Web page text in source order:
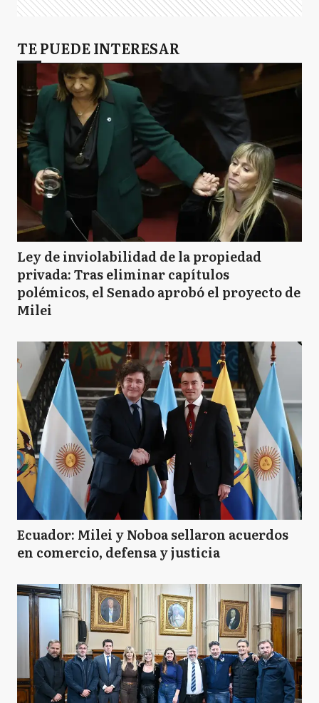
TE PUEDE INTERESAR
Ley de inviolabilidad de la propiedad
privada: Tras eliminar capítulos
polémicos, el Senado aprobó el proyecto de
Milei
Ecuador: Milei y Noboa sellaron acuerdos
en comercio, defensa y justicia